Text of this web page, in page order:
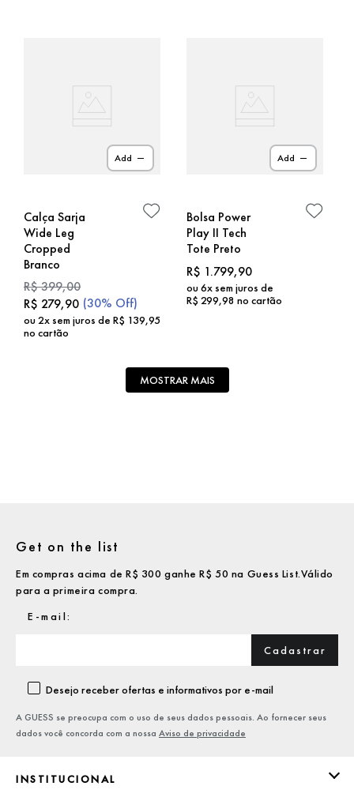
Add
Calça Sarja
Wide Leg
Cropped
Branco
R$399,00
R$ 279,90 (30% Off)
ou2x sem juros de R$ 139,95
no cartão
Add
Bolsa Power
Play II Tech
Tote Preto
R$ 1.799,90
ou6x sem juros de
R$ 299,98 no cartão
MOSTRAR MAIS
INSTITUCIONAL
Get on the list
Em compras acima de R$ 300 ganhe R$ 50 na Guess List.Válido
para a primeira compra.
Cadastrar
Desejo receber ofertas e informativos por e-mail
A GUESS se preocupa com o uso de seus dados pessoais. Ao fornecer seus
dados você concorda com a nossa Aviso de privacidade